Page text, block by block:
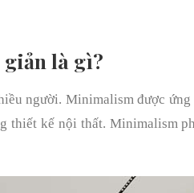
là gì?
người. Minimalism được ứng
thiết kế nội thất. Minimalism